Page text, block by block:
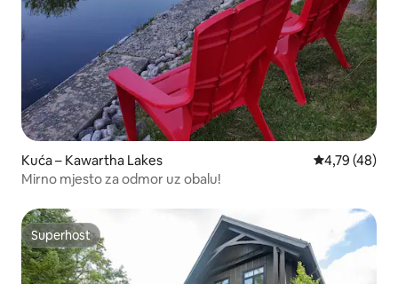
Kuća – Kawartha Lakes Prosječna
4,79 (48)
Mirno mjesto za odmor uz obalu!
Superhost
Superhost